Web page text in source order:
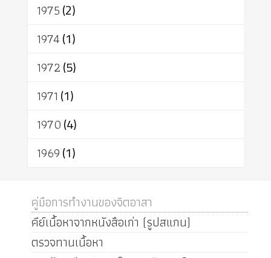
1975(2)
1974(1)
1972(5)
1971 (1)
1970(4)
1969(1)
คู่มือการทำงานของจิตอาสา
คีย์เนื้อหาจากหนังสือเก่า (รูปสแกน)
ตรวจทานเนื้อหา